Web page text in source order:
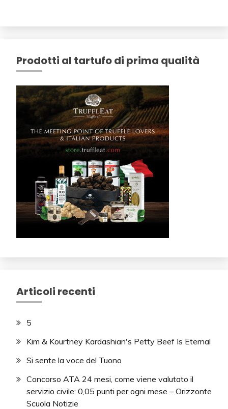
Prodotti al tartufo di prima qualità
Articoli recenti
5
Kim & Kourtney Kardashian's Petty Beef Is Eternal
Si sente la voce del Tuono
Concorso ATA 24 mesi, come viene valutato il
servizio civile: 0,05 punti per ogni mese – Orizzonte
Scuola Notizie